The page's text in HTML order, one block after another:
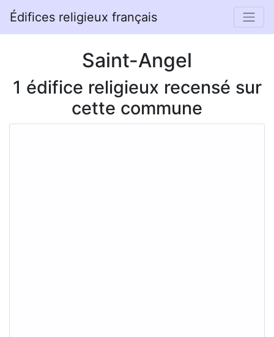
Édifices religieux français
Saint-Angel
1 édifice religieux recensé sur
cette commune